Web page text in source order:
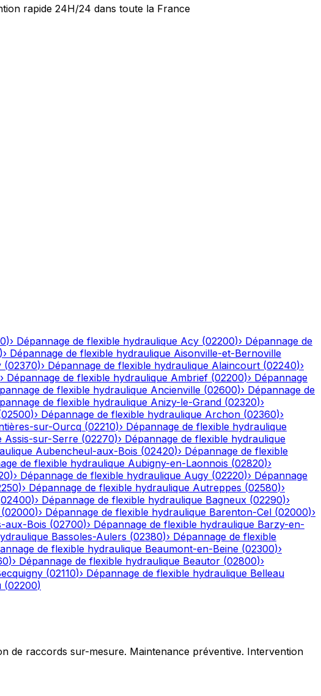
rapide 24H/24 dans toute la France
)› Dépannage de flexible hydraulique Acy (02200)› Dépannage de
)› Dépannage de flexible hydraulique Aisonville-et-Bernoville
(02370)› Dépannage de flexible hydraulique Alaincourt (02240)›
› Dépannage de flexible hydraulique Ambrief (02200)› Dépannage
de flexible hydraulique Ancienville (02600)› Dépannage de
de flexible hydraulique Anizy-le-Grand (02320)›
02500)› Dépannage de flexible hydraulique Archon (02360)›
sur-Ourcq (02210)› Dépannage de flexible hydraulique
Assis-sur-Serre (02270)› Dépannage de flexible hydraulique
Aubencheul-aux-Bois (02420)› Dépannage de flexible
de flexible hydraulique Aubigny-en-Laonnois (02820)›
)› Dépannage de flexible hydraulique Augy (02220)› Dépannage
)› Dépannage de flexible hydraulique Autreppes (02580)›
02400)› Dépannage de flexible hydraulique Bagneux (02290)›
(02000)› Dépannage de flexible hydraulique Barenton-Cel (02000)›
aux-Bois (02700)› Dépannage de flexible hydraulique Barzy-en-
Bassoles-Aulers (02380)› Dépannage de flexible
de flexible hydraulique Beaumont-en-Beine (02300)›
)› Dépannage de flexible hydraulique Beautor (02800)›
(02110)› Dépannage de flexible hydraulique Belleau
(02200)
de raccords sur-mesure. Maintenance préventive. Intervention